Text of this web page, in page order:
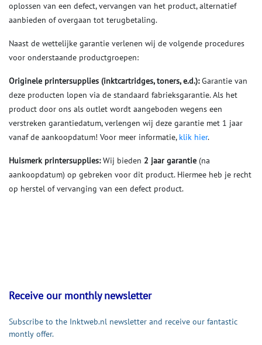
oplossen van een defect, vervangen van het product, alternatief
aanbieden of overgaan tot terugbetaling.
Naast de wettelijke garantie verlenen wij de volgende procedures
voor onderstaande productgroepen:
Originele printersupplies (inktcartridges, toners, e.d.):Garantie van
deze producten lopen via de standaard fabrieksgarantie. Als het
product door ons als outlet wordt aangeboden wegens een
verstreken garantiedatum, verlengen wij deze garantie met 1 jaar
vanaf de aankoopdatum! Voor meer informatie, klik hier.
Huismerk printersupplies:Wij bieden 2 jaar garantie (na
aankoopdatum) op gebreken voor dit product. Hiermee heb je recht
op herstel of vervanging van een defect product.
Receive our monthly newsletter
Subscribe to the Inktweb.nl newsletter and receive our fantastic
montly offer.